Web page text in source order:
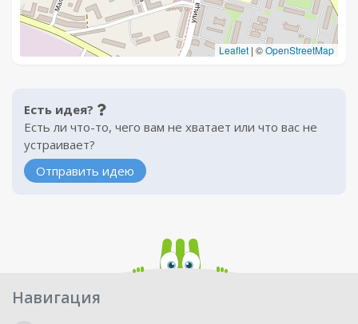
Leaflet | ©OpenStreetMap
Есть идея?
Есть ли что-то, чего вам не хватает или что вас не
устраивает?
Отправить идею
Навигация